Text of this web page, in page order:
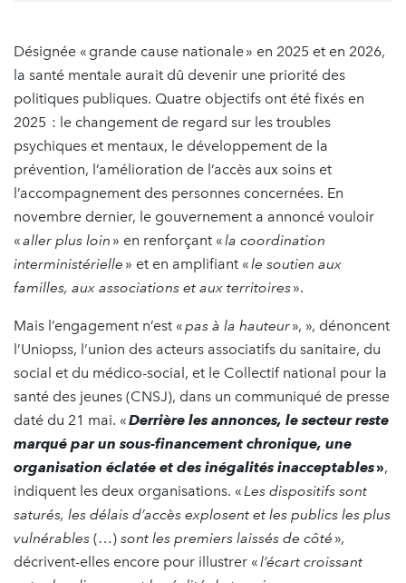
Désignée « grande cause nationale» en 2025 et en 2026,
la santé mentale aurait dû devenir une priorité des
politiques publiques. Quatre objectifs ont été fixés en
2025 : le changement de regard sur les troubles
psychiques et mentaux, le développement de la
prévention, l’amélioration de l’accès aux soins et
l’accompagnement des personnes concernées. En
novembre dernier, le gouvernement a annoncé vouloir
«aller plus loin » en renforçant «la coordination
interministérielle » et en amplifiant «le soutien aux
familles, aux associations et aux territoires».
Mais l’engagement n’est « pas à la hauteur», », dénoncent
l’Uniopss, l’union des acteurs associatifs du sanitaire, du
social et du médico-social, et le Collectif national pour la
santé des jeunes (CNSJ), dans un communiqué de presse
daté du 21 mai. «Derrière les annonces, le secteur reste
marqué par un sous-financement chronique, une
organisation éclatée et des inégalités inacceptables»,
indiquent les deux organisations. « Les dispositifs sont
saturés, les délais d’accès explosent et les publics les plus
vulnérables (…) sont les premiers laissés de côté »,
décrivent-elles encore pour illustrer «l’écart croissant